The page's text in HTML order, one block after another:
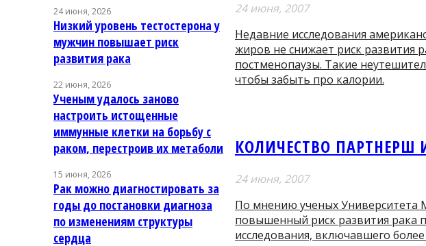
24 июня, 2007
Недавние исследования
жиров не снижает риск развития
постменопаузы. Такие
чтобы забыть про калории.
КОЛИЧЕСТВО ПАРТНЕРШ
24 июня, 2007
По мнению ученых Университета
повышенный риск развития рака
исследования, включавшего
24 июня, 2026
Низкий уровень тестостерона у
мужчин повышает риск
развития рака
22 июня, 2026
Ученым удалось заново
настроить истощенные
иммунные клетки на борьбу с
раком, перестроив их метаболи
15 июня, 2026
Рак можно диагностировать за
годы до постановки диагноза
по изменениям структуры
сердца